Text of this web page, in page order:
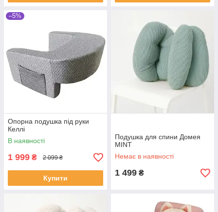
–5%
Опорна подушка під руки
Келлі
В наявності
1 999 ₴ 2 099 ₴
Купити
Подушка для спини Домея
MINT
Немає в наявності
1 499 ₴